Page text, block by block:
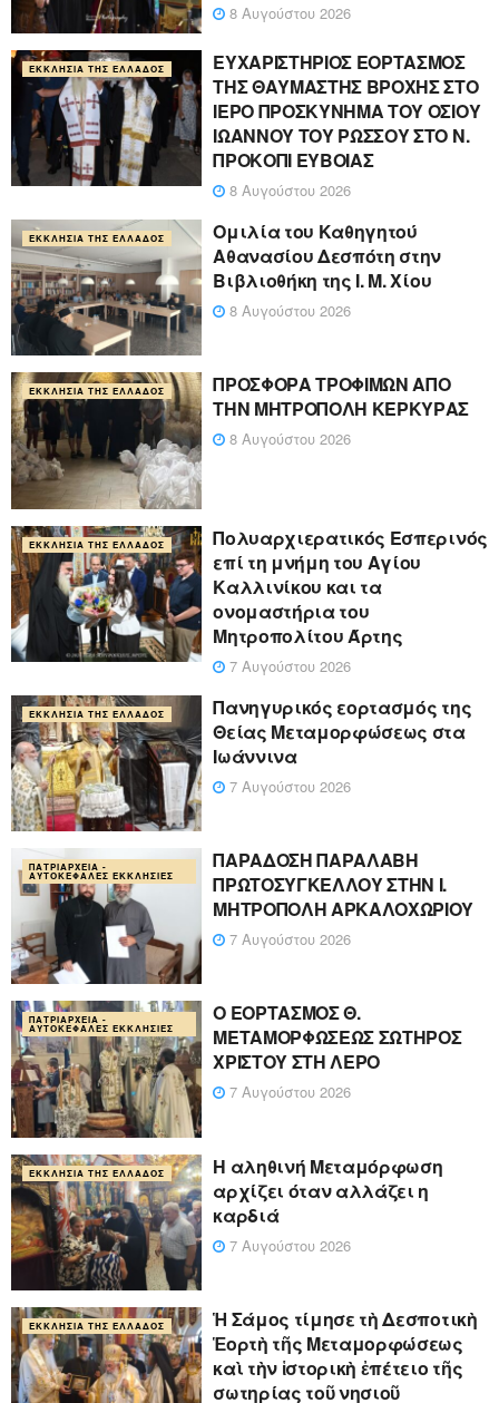
8 Αυγούστου 2026
ΕΚΚΛΗΣΊΑ ΤΗΣ ΕΛΛΆΔΟΣ
ΕΥΧΑΡΙΣΤΗΡΙΟΣ ΕΟΡΤΑΣΜΟΣ
ΤΗΣ ΘΑΥΜΑΣΤΗΣ ΒΡΟΧΗΣ ΣΤΟ
ΙΕΡΟ ΠΡΟΣΚΥΝΗΜΑ ΤΟΥ ΟΣΙΟΥ
ΙΩΑΝΝΟΥ ΤΟΥ ΡΩΣΣΟΥ ΣΤΟ Ν.
ΠΡΟΚΟΠΙ ΕΥΒΟΙΑΣ
8 Αυγούστου 2026
ΕΚΚΛΗΣΊΑ ΤΗΣ ΕΛΛΆΔΟΣ
Ομιλία του Καθηγητού
Αθανασίου Δεσπότη στην
Βιβλιοθήκη της Ι. Μ. Χίου
8 Αυγούστου 2026
ΕΚΚΛΗΣΊΑ ΤΗΣ ΕΛΛΆΔΟΣ
ΠΡΟΣΦΟΡΑ ΤΡΟΦΙΜΩΝ ΑΠΟ
ΤΗΝ ΜΗΤΡΟΠΟΛΗ ΚΕΡΚΥΡΑΣ
8 Αυγούστου 2026
ΕΚΚΛΗΣΊΑ ΤΗΣ ΕΛΛΆΔΟΣ
Πολυαρχιερατικός Εσπερινός
επί τη μνήμη του Αγίου
Καλλινίκου και τα
ονομαστήρια του
Μητροπολίτου Άρτης
7 Αυγούστου 2026
ΕΚΚΛΗΣΊΑ ΤΗΣ ΕΛΛΆΔΟΣ
Πανηγυρικός εορτασμός της
Θείας Μεταμορφώσεως στα
Ιωάννινα
7 Αυγούστου 2026
ΠΑΤΡΙΑΡΧΕΊΑ -
ΑΥΤΟΚΈΦΑΛΕΣ ΕΚΚΛΗΣΊΕΣ
ΠΑΡΑΔΟΣΗ ΠΑΡΑΛΑΒΗ
ΠΡΩΤΟΣΥΓΚΕΛΛΟΥ ΣΤΗΝ Ι.
ΜΗΤΡΟΠΟΛΗ ΑΡΚΑΛΟΧΩΡΙΟΥ
7 Αυγούστου 2026
ΠΑΤΡΙΑΡΧΕΊΑ -
ΑΥΤΟΚΈΦΑΛΕΣ ΕΚΚΛΗΣΊΕΣ
Ο ΕΟΡΤΑΣΜΟΣ Θ.
ΜΕΤΑΜΟΡΦΩΣΕΩΣ ΣΩΤΗΡΟΣ
ΧΡΙΣΤΟΥ ΣΤΗ ΛΕΡΟ
7 Αυγούστου 2026
ΕΚΚΛΗΣΊΑ ΤΗΣ ΕΛΛΆΔΟΣ
Η αληθινή Μεταμόρφωση
αρχίζει όταν αλλάζει η
καρδιά
7 Αυγούστου 2026
ΕΚΚΛΗΣΊΑ ΤΗΣ ΕΛΛΆΔΟΣ
Ἡ Σάμος τίμησε τὴ Δεσποτικὴ
Ἑορτὴ τῆς Μεταμορφώσεως
καὶ τὴν ἱστορικὴ ἐπέτειο τῆς
σωτηρίας τοῦ νησιοῦ